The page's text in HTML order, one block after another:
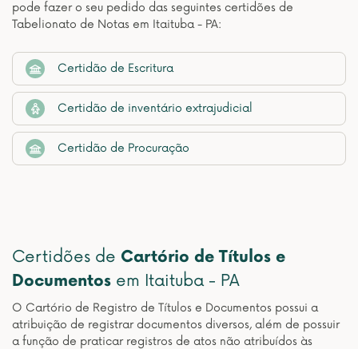
pode fazer o seu pedido das seguintes certidões de
Tabelionato de Notas em Itaituba - PA:
Certidão de Escritura
Certidão de inventário extrajudicial
Certidão de Procuração
Certidões de Cartório de Títulos e
Documentos em Itaituba - PA
O Cartório de Registro de Títulos e Documentos possui a
atribuição de registrar documentos diversos, além de possuir
a função de praticar registros de atos não atribuídos às